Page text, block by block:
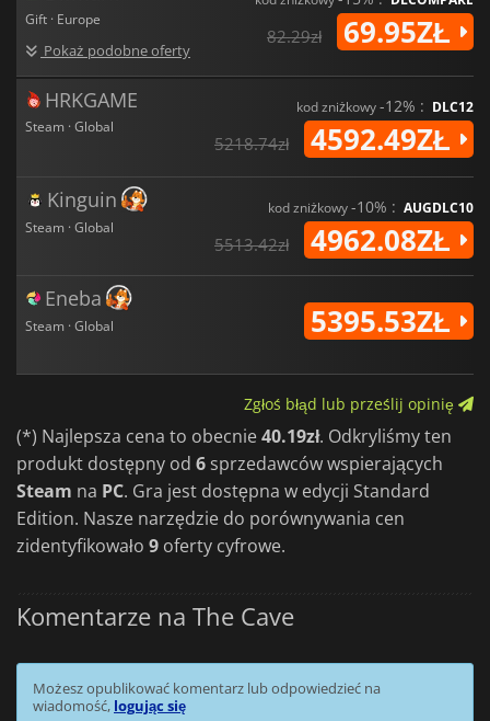
Gift · Europe
Pokaż podobne oferty
82.29zł 69.95ZŁ
HRKGAME
Steam · Global
kod zniżkowy-12% : DLC12
5218.74zł 4592.49ZŁ
Kinguin
Steam · Global
kod zniżkowy-10% : AUGDLC10
5513.42zł 4962.08ZŁ
Eneba
Steam · Global 5395.53ZŁ
Zgłoś błąd lub prześlij opinię
(*) Najlepsza cena to obecnie40.19zł. Odkryliśmy ten
produkt dostępny od 6 sprzedawców wspierających
Steam na PC. Gra jest dostępna w edycji Standard
Edition. Nasze narzędzie do porównywania cen
zidentyfikowało 9 oferty cyfrowe.
Komentarze na The Cave
Możesz opublikować komentarz lub odpowiedzieć na
wiadomość, logując się